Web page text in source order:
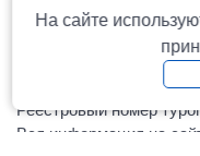
© 2006-2026
Реестровый номер
Вся информация на
На сайте